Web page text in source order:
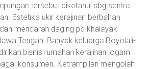
tersebut diketahui sbg sentra
Estetika ukir kerajinan berbahan
mendarah daging pd khalayak
Tengah. Banyak keluarga Boyolali-
bisnis rumahan kerajinan logam
konsumen. Ketrampilan mengolah